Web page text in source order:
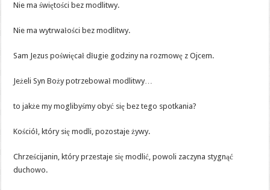
Nie ma świętości bez modlitwy.
Nie ma wytrwałości bez modlitwy.
Sam Jezus poświęcał długie godziny na rozmowę z Ojcem.
Jeżeli Syn Boży potrzebował modlitwy…
to jakże my moglibyśmy obyć się bez tego spotkania?
Kościół, który się modli, pozostaje żywy.
Chrześcijanin, który przestaje się modlić, powoli zaczyna stygnąć
duchowo.